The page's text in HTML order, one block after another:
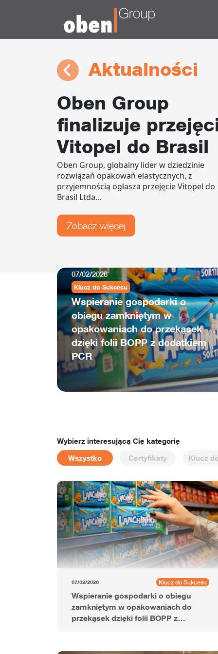
Aktualności
Oben Group
finalizuje
Vitopel do Brasil
Oben Group, globalny lider w dziedzinie
rozwiązań opakowań elastycznych, z
przyjemnością ogłasza przejęcie Vitopel do
Brasil Ltda...
Zobacz więcej
07/02/2026
Klucz do Sukcesu
Wspieranie gospodarki o
obiegu zamkniętym w
opakowaniach do przekąsek
dzięki folii BOPP z dodatkiem
PCR
Wybierz interesującą Cię kategorię
Wszystko
Certyfikaty Klucz
07/02/2026 Klucz do Sukcesu
Wspieranie gospodarki o obiegu
zamkniętym w opakowaniach do
przekąsek dzięki folii BOPP z